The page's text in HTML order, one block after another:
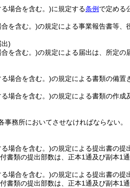
場合を含む。)に規定する条例 で定める
を含む。)の規定による事業報告書等、
)
を含む。)の規定による届出は、所定の
場合を含む。)の規定による書類の備置
場合を含む。)の規定による書類の作成
務所においてさせなければならない。
場合を含む。)の規定による提出書の提
書類の提出部数は、正本1通及び副本1通
場合を含む。)の規定による提出書の提
書類の提出部数は、正本1通及び副本1通